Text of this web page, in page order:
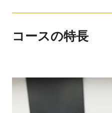
コースの特長